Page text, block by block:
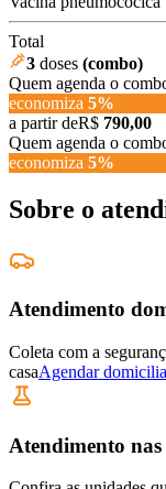
Total
3 doses (combo)
Quem agenda o
economiza 5%
a partir deR$ 790,00
Quem agenda o
economiza 5%
Sobre o
Atendimento
Coleta com a
casaAgendar
Atendimento